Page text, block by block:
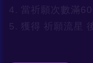
當祈願次數滿
獲得 祈願流星